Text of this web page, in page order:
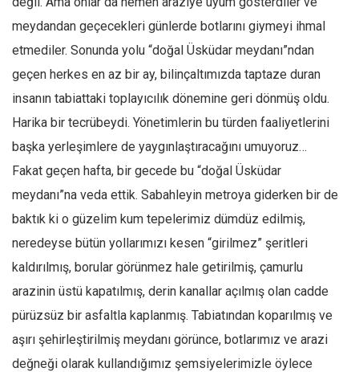
Yusuf Armağan
Hasanali Yıldırım
Leyla Şerif Emin
Selçuk Türkyılmaz
Abir E. Nahas
Amina S. Jenenkovic
Bağdagül Öz
Esra Elönü
» Yazar arşivi
Bu Sayı
Kategoriler
meydandan geçecekleri günlerde botlarını giymeyi ihmal
etmediler. Sonunda yolu “doğal Üsküdar meydanı”ndan
geçen herkes en az bir ay, bilinçaltımızda taptaze duran
insanın tabiattaki toplayıcılık dönemine geri dönmüş oldu.
Harika bir tecrübeydi. Yönetimlerin bu türden faaliyetlerini
başka yerleşimlere de yaygınlaştıracağını umuyoruz…
Fakat geçen hafta, bir gecede bu “doğal Üsküdar
meydanı”na veda ettik. Sabahleyin metroya giderken bir de
baktık ki o güzelim kum tepelerimiz dümdüz edilmiş,
neredeyse bütün yollarımızı kesen “girilmez” şeritleri
kaldırılmış, borular görünmez hale getirilmiş, çamurlu
arazinin üstü kapatılmış, derin kanallar açılmış olan cadde
pürüzsüz bir asfaltla kaplanmış. Tabiatından koparılmış ve
aşırı şehirleştirilmiş meydanı görünce, botlarımız ve arazi
değneği olarak kullandığımız şemsiyelerimizle öylece